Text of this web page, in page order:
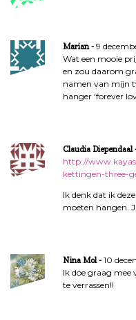
Marian
9
Wat een mooie
en zou daarom
namen van mijn
hanger ‘forever
Claudia Diependaal
http://
kettingen-three-
Ik denk dat ik
moeten hangen.
Nina Mol
10
Ik doe graag
te verrassen!!